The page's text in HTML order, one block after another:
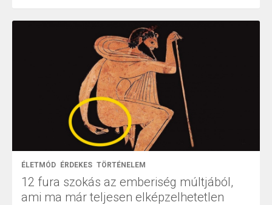
ÉLETMÓD ÉRDEKES TÖRTÉNELEM
12 fura szokás az emberiség múltjából,
ami ma már teljesen elképzelhetetlen